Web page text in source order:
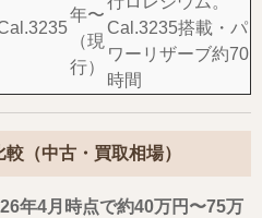
年〜
（現
行）
Cal.3235搭載・パ
ワーリザーブ約70
時間
（中古・買取相場）
年4月時点で約40万円〜75万